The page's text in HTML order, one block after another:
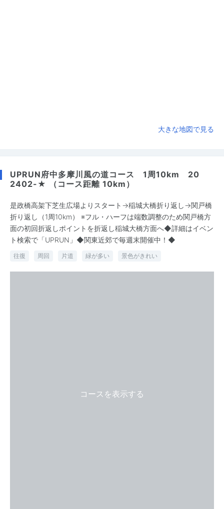
大きな地図で見る
UPRUN府中多摩川風の道コース 1周10km 20
2402-★ （コース距離 10km）
是政橋高架下芝生広場よりスタート→稲城大橋折り返し→関戸橋
折り返し（1周10km） ※フル・ハーフは端数調整のため関戸橋方
面の初回折返しポイントを折返し稲城大橋方面へ◆詳細はイベン
ト検索で「UPRUN」◆関東近郊で毎週末開催中！◆
往復 周回 片道 緑が多い 景色がきれい
コースを表示する